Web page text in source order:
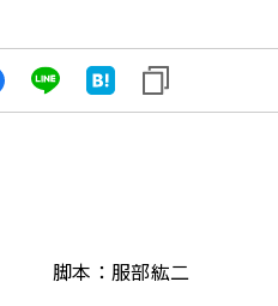
脚本：服部紘二